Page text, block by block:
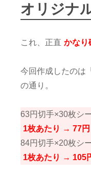
オリジナ
これ、正直 かなり
今回作成したのは
の通り。
63円切手×30枚シ
1枚あたり → 77円
84円切手×20枚シ
1枚あたり → 105